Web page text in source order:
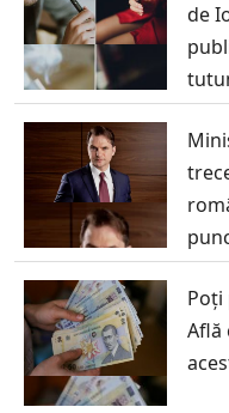
de
Poți
Află